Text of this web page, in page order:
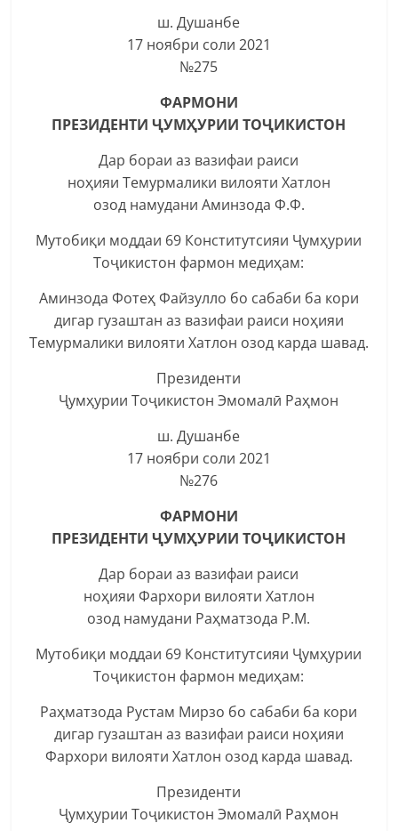
ш. Душанбе
17 ноябри соли 2021
№275
ФАРМОНИ
ПРЕЗИДЕНТИ ҶУМҲУРИИ ТОҶИКИСТОН
Дар бораи аз вазифаи раиси
ноҳияи Темурмалики вилояти Хатлон
озод намудани Аминзода Ф.Ф.
Мутобиқи моддаи 69 Конститутсияи Ҷумҳурии
Тоҷикистон фармон медиҳам:
Аминзода Фотеҳ Файзулло бо сабаби ба кори
дигар гузаштан аз вазифаи раиси ноҳияи
Темурмалики вилояти Хатлон озод карда шавад.
Президенти
Ҷумҳурии Тоҷикистон Эмомалӣ Раҳмон
ш. Душанбе
17 ноябри соли 2021
№276
ФАРМОНИ
ПРЕЗИДЕНТИ ҶУМҲУРИИ ТОҶИКИСТОН
Дар бораи аз вазифаи раиси
ноҳияи Фархори вилояти Хатлон
озод намудани Раҳматзода Р.М.
Мутобиқи моддаи 69 Конститутсияи Ҷумҳурии
Тоҷикистон фармон медиҳам:
Раҳматзода Рустам Мирзо бо сабаби ба кори
дигар гузаштан аз вазифаи раиси ноҳияи
Фархори вилояти Хатлон озод карда шавад.
Президенти
Ҷумҳурии Тоҷикистон Эмомалӣ Раҳмон